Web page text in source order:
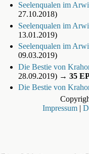
Seelenqualen im
27.10.2018)
Seelenqualen im
13.01.2019)
Seelenqualen im
09.03.2019)
Die Bestie von
28.09.2019) → 35
Die Bestie von
Impressum |